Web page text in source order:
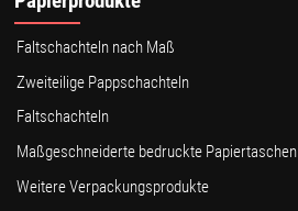
Faltschachteln nach Maß
Zweiteilige Pappschachteln
Faltschachteln
Maßgeschneiderte bedruckte Papiertaschen
Weitere Verpackungsprodukte